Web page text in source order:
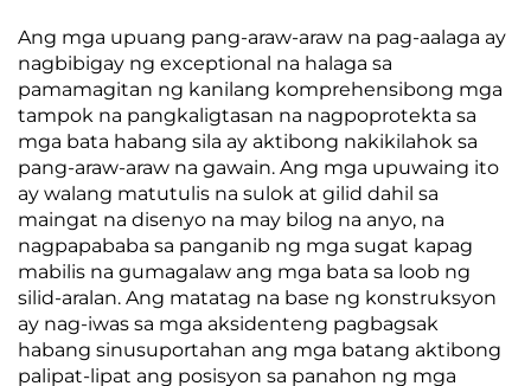
Ang mga upuang pang-araw-araw na pag-aalaga ay
nagbibigay ng exceptional na halaga sa
pamamagitan ng kanilang komprehensibong mga
tampok na pangkaligtasan na nagpoprotekta sa
mga bata habang sila ay aktibong nakikilahok sa
pang-araw-araw na gawain. Ang mga upuwaing ito
ay walang matutulis na sulok at gilid dahil sa
maingat na disenyo na may bilog na anyo, na
nagpapababa sa panganib ng mga sugat kapag
mabilis na gumagalaw ang mga bata sa loob ng
silid-aralan. Ang matatag na base ng konstruksyon
ay nag-iwas sa mga aksidenteng pagbagsak
habang sinusuportahan ang mga batang aktibong
palipat-lipat ang posisyon sa panahon ng mga